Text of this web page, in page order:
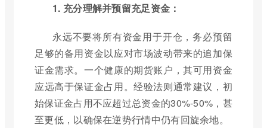
1. 充分理解并预留充足资金：
永远不要将所有资金用于开仓，务必预留
足够的备用资金以应对市场波动带来的追加保
证金需求。一个健康的期货账户，其可用资金
应远高于保证金占用。经验法则通常建议，初
始保证金占用不应超过总资金的30%-50%，甚
至更低，以确保在逆势行情中仍有回旋余地。